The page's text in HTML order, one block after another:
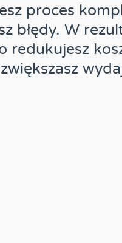
proces
błędy. W
redukujesz